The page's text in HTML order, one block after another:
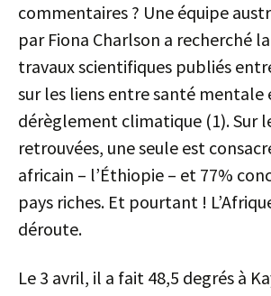
commentaires ? Une équipe
par Fiona Charlson a recherché
travaux scientifiques publiés
sur les liens entre santé mentale
dérèglement climatique (1). Sur
retrouvées, une seule est
africain – l’Éthiopie – et 77%
pays riches. Et pourtant !
déroute.
Le 3 avril, il a fait 48,5 degrés à